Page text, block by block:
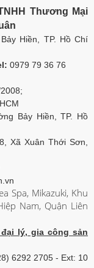
Thương Mại
Hiền, TP. Hồ Chí
0979 79 36 76
Bảy Hiền, TP. Hồ
Xã Xuân Thới Sơn,
Spa, Mikazuki, Khu
Nam, Quận Liên
lý, gia công sản
6292 2705 - Ext: 10